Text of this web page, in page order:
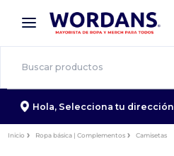
× App de Wordans
¡Mejores precios en app!
Hola, Selecciona tu dirección
Inicio Ropa básica | Complementos Camisetas